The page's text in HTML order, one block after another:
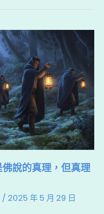
說的真理，但真理
/ 2025 年 5 月 29 日